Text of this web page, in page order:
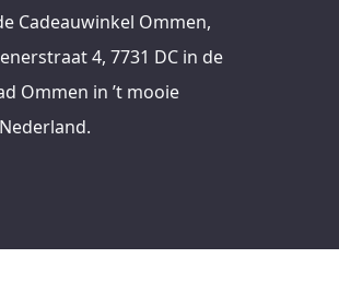
Cadeauwinkel Ommen,
4, 7731 DC in de
Ommen in ’t mooie